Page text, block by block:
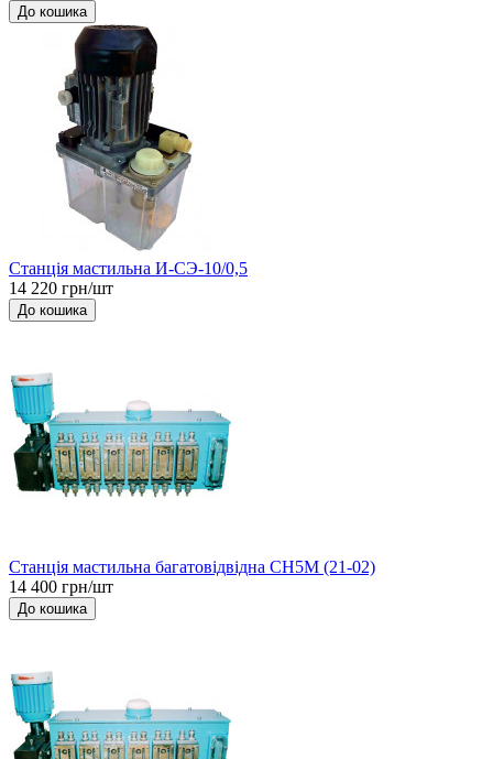
До кошика
Станція мастильна И-СЭ-10/0,5
14 220 грн/шт
До кошика
Станція мастильна багатовідвідна СН5М (21-02)
14 400 грн/шт
До кошика